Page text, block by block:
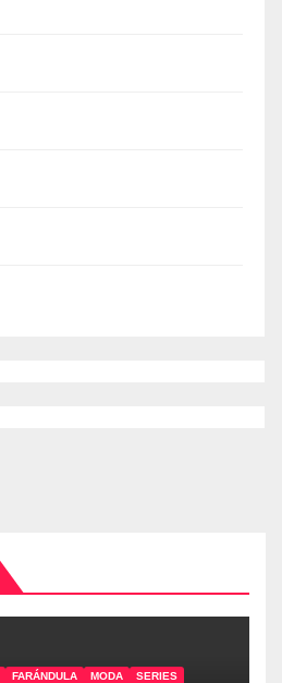
FARÁNDULA MODA
SERIES